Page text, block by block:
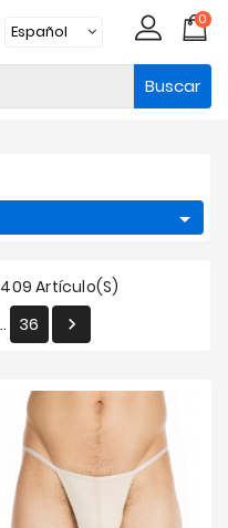
0
Buscar

Artículo(s)
36 